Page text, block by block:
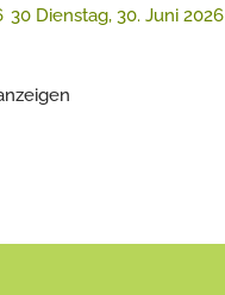
30 Dienstag, 30. Juni 2026